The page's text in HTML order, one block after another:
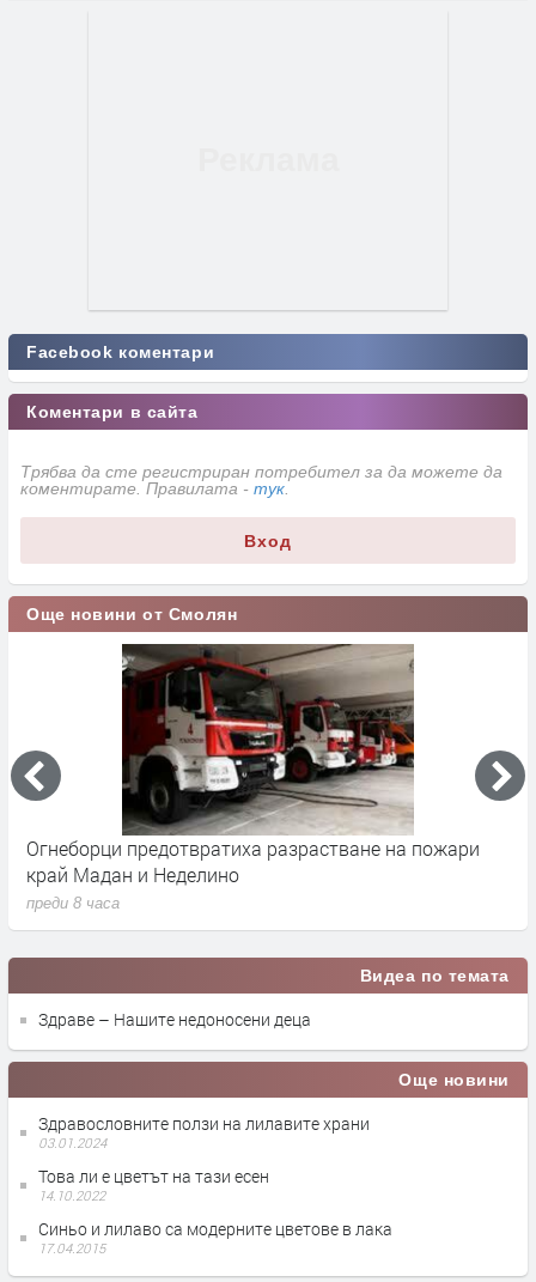
Facebook коментари
Коментари в сайта
Трябва да сте регистриран потребител за да можете да
коментирате. Правилата - тук
Вход
Още новини от Смолян
Огнеборци предотвратиха разрастване на пожари
край Мадан и Неделино
преди 8 часа
Видеа по темата
Здраве – Нашите недоносени деца
Още новини
Здравословните ползи на лилавите храни
03.01.2024
Това ли е цветът на тази есен
14.10.2022
Синьо и лилаво са модерните цветове в лака
17.04.2015